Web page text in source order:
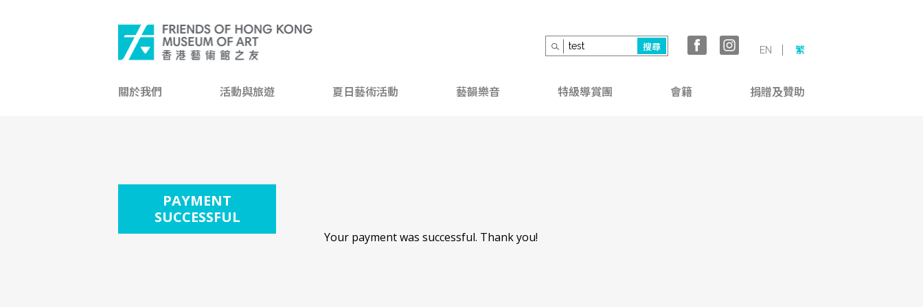
EN 繁
尋
關
關於我們 活動與旅遊 夏日藝術活動 藝韻樂音 特級導賞團 會籍 捐贈及贊助
PAYMENT
SUCCESSFUL
Your payment was successful. Thank you!